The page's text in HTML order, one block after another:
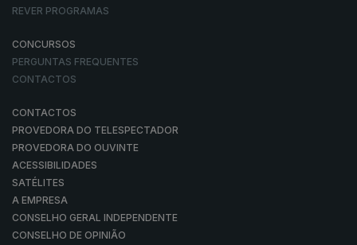
REVER PROGRAMAS
CONCURSOS
PERGUNTAS FREQUENTES
CONTACTOS
CONTACTOS
PROVEDORA DO TELESPECTADOR
PROVEDORA DO OUVINTE
ACESSIBILIDADES
SATÉLITES
A EMPRESA
CONSELHO GERAL INDEPENDENTE
CONSELHO DE OPINIÃO